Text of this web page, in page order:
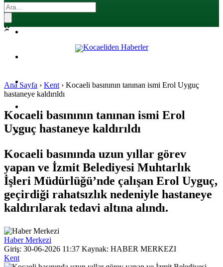
SPOR
SAĞLIK
Ana Sayfa › Kent › Kocaeli basınının tanınan ismi Erol Uyguç
hastaneye kaldırıldı
Kocaeli basınının tanınan ismi Erol
Uyguç hastaneye kaldırıldı
Kocaeli basınında uzun yıllar görev
yapan ve İzmit Belediyesi Muhtarlık
İşleri Müdürlüğü’nde çalışan Erol Uyguç,
geçirdiği rahatsızlık nedeniyle hastaneye
kaldırılarak tedavi altına alındı.
Haber Merkezi
Giriş: 30-06-2026 11:37 Kaynak: HABER MERKEZI
Kent